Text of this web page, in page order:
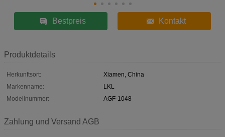
Bestpreis Kontakt
Produktdetails
Herkunftsort:
Xiamen, China
Markenname:
LKL
Modellnummer:
AGF-1048
Zahlung und Versand AGB